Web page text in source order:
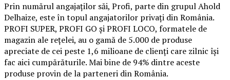
Prin numărul angajaților săi, Profi, parte din grupul Ahold
Delhaize, este în topul angajatorilor privați din România.
PROFI SUPER, PROFI GO și PROFI LOCO, formatele de
magazin ale rețelei, au o gamă de 5.000 de produse
apreciate de cei peste 1,6 milioane de clienți care zilnic își
fac aici cumpărăturile. Mai bine de 94% dintre aceste
produse provin de la parteneri din România.